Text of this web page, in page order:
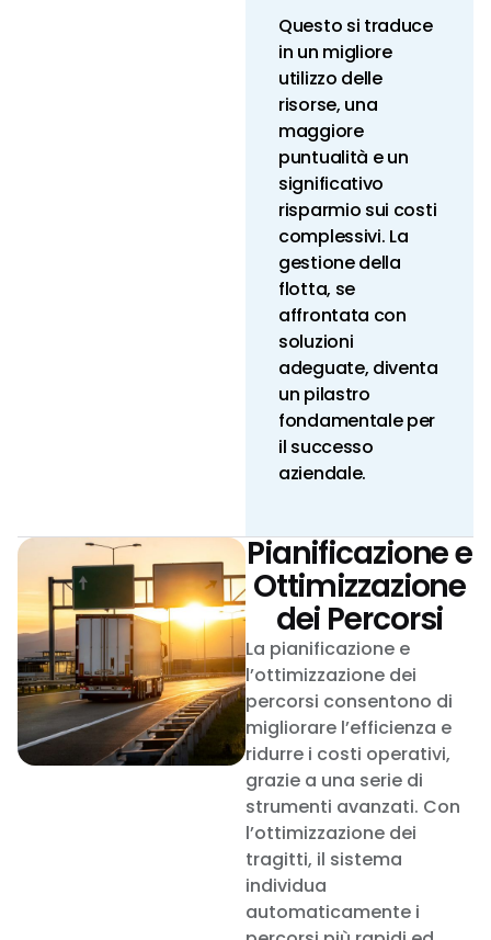
Questo si traduce
in un migliore
utilizzo delle
risorse, una
maggiore
puntualità e un
significativo
risparmio sui costi
complessivi. La
gestione della
flotta, se
affrontata con
soluzioni
adeguate, diventa
un pilastro
fondamentale per
il successo
aziendale.
Pianificazione e
Ottimizzazione
dei Percorsi
La pianificazione e
l’ottimizzazione dei
percorsi consentono di
migliorare l’efficienza e
ridurre i costi operativi,
grazie a una serie di
strumenti avanzati. Con
l’ottimizzazione dei
tragitti, il sistema
individua
automaticamente i